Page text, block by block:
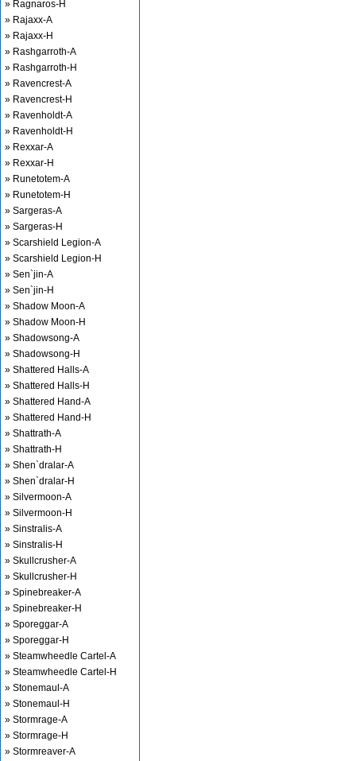
» Ragnaros-H
» Rajaxx-A
» Rajaxx-H
» Rashgarroth-A
» Rashgarroth-H
» Ravencrest-A
» Ravencrest-H
» Ravenholdt-A
» Ravenholdt-H
» Rexxar-A
» Rexxar-H
» Runetotem-A
» Runetotem-H
» Sargeras-A
» Sargeras-H
» Scarshield Legion-A
» Scarshield Legion-H
» Sen`jin-A
» Sen`jin-H
» Shadow Moon-A
» Shadow Moon-H
» Shadowsong-A
» Shadowsong-H
» Shattered Halls-A
» Shattered Halls-H
» Shattered Hand-A
» Shattered Hand-H
» Shattrath-A
» Shattrath-H
» Shen`dralar-A
» Shen`dralar-H
» Silvermoon-A
» Silvermoon-H
» Sinstralis-A
» Sinstralis-H
» Skullcrusher-A
» Skullcrusher-H
» Spinebreaker-A
» Spinebreaker-H
» Sporeggar-A
» Sporeggar-H
» Steamwheedle Cartel-A
» Steamwheedle Cartel-H
» Stonemaul-A
» Stonemaul-H
» Stormrage-A
» Stormrage-H
» Stormreaver-A